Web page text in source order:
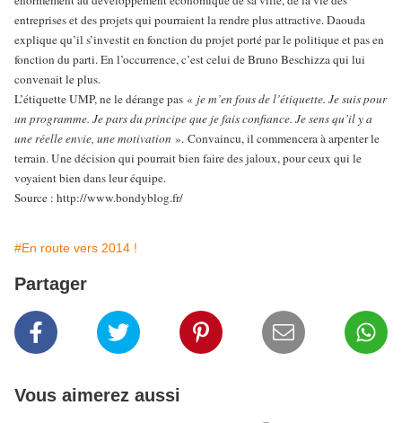
entreprises et des projets qui pourraient la rendre plus attractive. Daouda
explique qu’il s’investit en fonction du projet porté par le politique et pas en
fonction du parti. En l’occurrence, c’est celui de Bruno Beschizza qui lui
convenait le plus.
L’étiquette UMP, ne le dérange pas « je m’en fous de l’étiquette. Je suis pour
un programme. Je pars du principe que je fais confiance. Je sens qu’il y a
une réelle envie, une motivation ». Convaincu, il commencera à arpenter le
terrain. Une décision qui pourrait bien faire des jaloux, pour ceux qui le
voyaient bien dans leur équipe.
Source : http://www.bondyblog.fr/
#En route vers 2014 !
Partager
Vous aimerez aussi